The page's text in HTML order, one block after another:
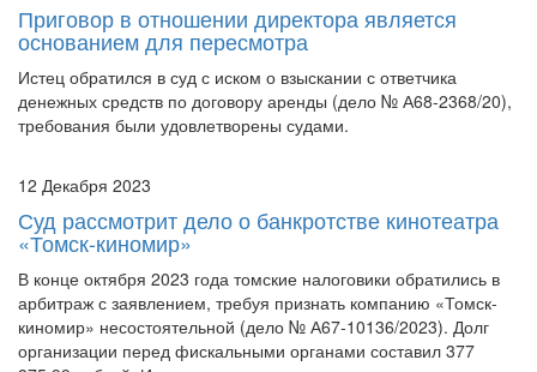
Приговор в отношении директора является
основанием для пересмотра
Истец обратился в суд с иском о взыскании с ответчика
денежных средств по договору аренды (дело № А68-2368/20),
требования были удовлетворены судами.
12 Декабря 2023
Суд рассмотрит дело о банкротстве кинотеатра
«Томск-киномир»
В конце октября 2023 года томские налоговики обратились в
арбитраж с заявлением, требуя признать компанию «Томск-
киномир» несостоятельной (дело № А67-10136/2023). Долг
организации перед фискальными органами составил 377